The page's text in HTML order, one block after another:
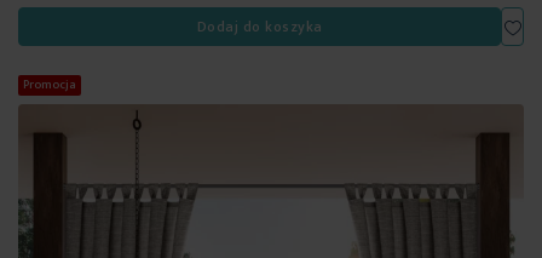
Dodaj do koszyka
Promocja